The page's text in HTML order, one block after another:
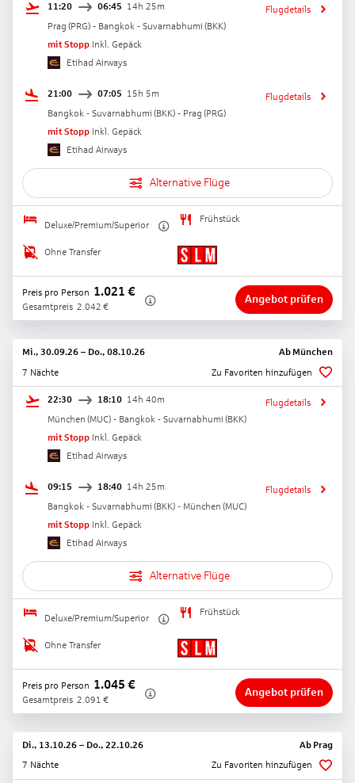
11:20 06:45 14h 25m
Prag (PRG) - Bangkok - Suvarnabhumi (BKK)
mit Stopp Inkl. Gepäck
Etihad Airways
Flugdetails
21:00 07:05 15h 5m
Bangkok - Suvarnabhumi (BKK) - Prag (PRG)
mit Stopp Inkl. Gepäck
Etihad Airways
Flugdetails
Alternative Flüge
Deluxe/Premium/Superior
Frühstück
Ohne Transfer
Preis pro Person 1.021 €
Gesamtpreis 2.042 €
Angebot prüfen
Mi., 30.09.26 – Do., 08.10.26 Ab München
7 Nächte
Zu Favoriten hinzufügen
22:30 18:10 14h 40m
München (MUC) - Bangkok - Suvarnabhumi (BKK)
mit Stopp Inkl. Gepäck
Etihad Airways
Flugdetails
09:15 18:40 14h 25m
Bangkok - Suvarnabhumi (BKK) - München (MUC)
mit Stopp Inkl. Gepäck
Etihad Airways
Flugdetails
Alternative Flüge
Deluxe/Premium/Superior
Frühstück
Ohne Transfer
Preis pro Person 1.045 €
Gesamtpreis 2.091 €
Angebot prüfen
Di., 13.10.26 – Do., 22.10.26 Ab Prag
7 Nächte
Zu Favoriten hinzufügen